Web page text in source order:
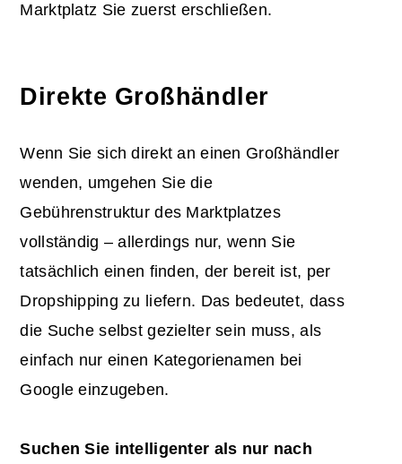
Marktplatz Sie zuerst erschließen.
Direkte Großhändler
Wenn Sie sich direkt an einen Großhändler
wenden, umgehen Sie die
Gebührenstruktur des Marktplatzes
vollständig – allerdings nur, wenn Sie
tatsächlich einen finden, der bereit ist, per
Dropshipping zu liefern. Das bedeutet, dass
die Suche selbst gezielter sein muss, als
einfach nur einen Kategorienamen bei
Google einzugeben.
Suchen Sie intelligenter als nur nach